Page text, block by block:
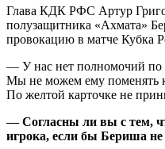
Глава КДК РФС Артур
полузащитника «Ахмата»
провокацию в матче Кубка
— У нас нет полномочий по
Мы не можем ему поменять
По желтой карточке не
— Согласны ли вы с тем,
игрока, если бы Бериша не